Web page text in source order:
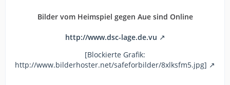
Bilder vom Heimspiel gegen Aue sind Online
http://www.dsc-lage.de.vu
[Blockierte Grafik:
http://www.bilderhoster.net/safeforbilder/8xlksfm5.jpg]